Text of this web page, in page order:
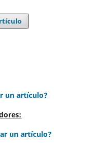
un artículo?
un artículo?